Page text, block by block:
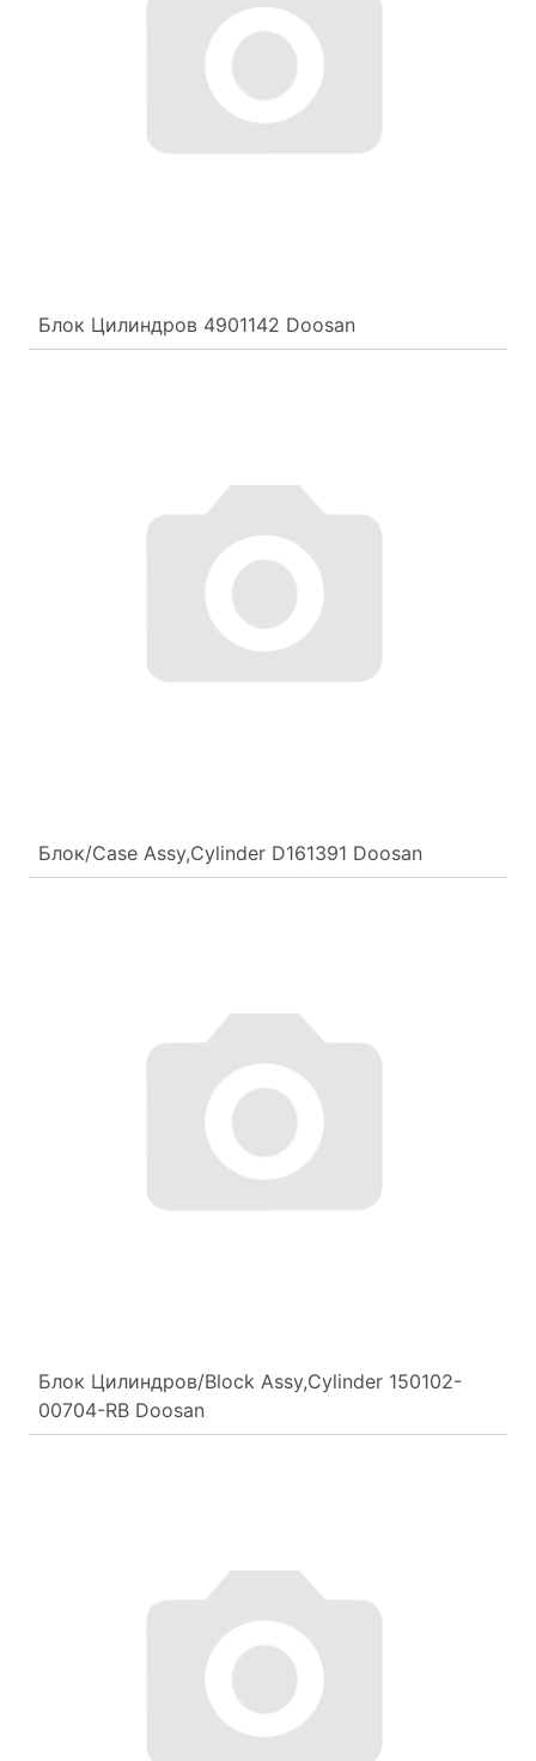
Блок Цилиндров 4901142 Doosan
Блок/Case Assy,Cylinder D161391 Doosan
Блок Цилиндров/Block Assy,Cylinder 150102-
00704-RB Doosan